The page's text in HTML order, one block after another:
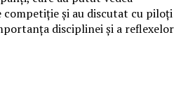
competiție și au discutat cu piloți
disciplinei și a reflexelor